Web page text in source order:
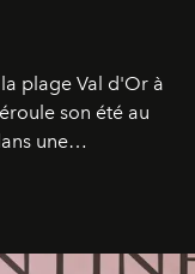
plage Val d'Or à
son été au
une
de